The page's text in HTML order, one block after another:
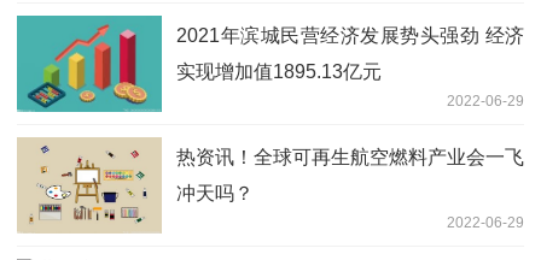
2021年滨城民营经济发展势头强劲 经济
实现增加值1895.13亿元
2022-06-29
热资讯！全球可再生航空燃料产业会一飞
冲天吗？
2022-06-29